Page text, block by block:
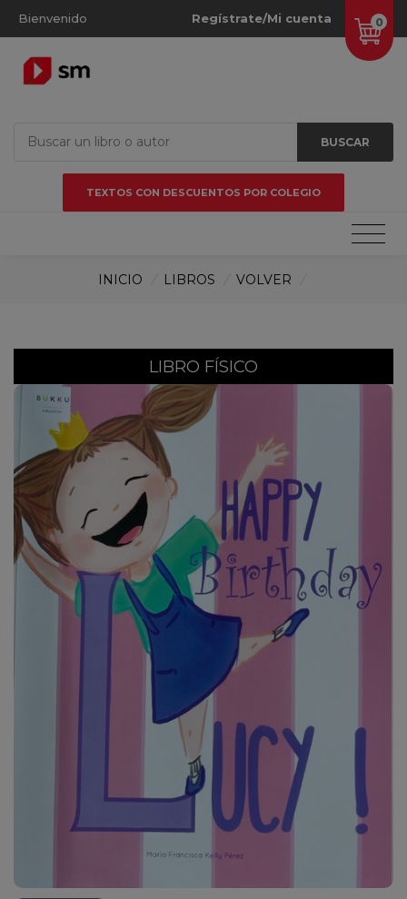
Bienvenido 0
Regístrate/Mi cuenta
BUSCAR
TEXTOS CON DESCUENTOS POR COLEGIO
INICIO LIBROS VOLVER
LIBRO FÍSICO